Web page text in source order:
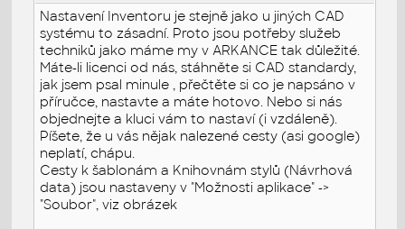
Nastavení Inventoru je stejně jako u jiných CAD
systému to zásadní. Proto jsou potřeby služeb
techniků jako máme my v ARKANCE tak důležité.
Máte-li licenci od nás, stáhněte si CAD standardy,
jak jsem psal minule , přečtěte si co je napsáno v
příručce, nastavte a máte hotovo. Nebo si nás
objednejte a kluci vám to nastaví (i vzdáleně).
Píšete, že u vás nějak nalezené cesty (asi google)
neplatí, chápu.
Cesty k šablonám a Knihovnám stylů (Návrhová
data) jsou nastaveny v "Možnosti aplikace" ->
"Soubor", viz obrázek